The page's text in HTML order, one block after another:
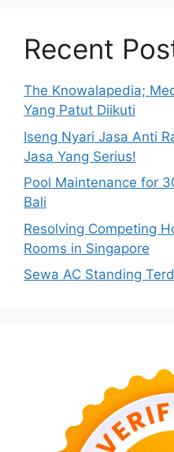
Recent
The Knowalapedia;
Yang Patut Diikuti
Iseng Nyari Jasa Anti
Jasa Yang Serius!
Pool Maintenance for
Bali
Resolving Competing
Rooms in Singapore
Sewa AC Standing